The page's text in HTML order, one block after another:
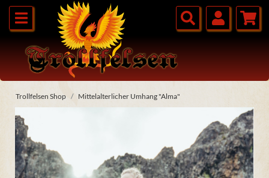
Trollfelsen Shop Mittelalterlicher Umhang "Alma"